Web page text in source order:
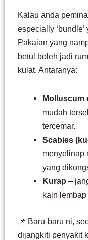
Kalau anda
especially
Pakaian yang
betul boleh jadi
kulat. Antaranya:
Molluscum
mudah
tercemar.
Scabies
menyelinap
yang
Kurap –
kain
📌 Baru-baru ni,
dijangkiti penyakit